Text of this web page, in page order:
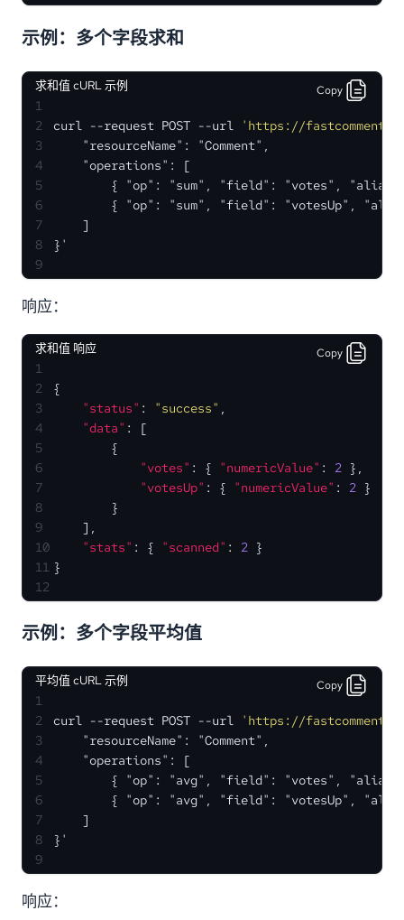
示例：多个字段求和
求和值 cURL 示例 Copy
1
2
curl --request POST --url
'https://
3
    "resourceName": "Comment",
4
    "operations": [
5
{ "op": "sum", "field": "votes",
6
{ "op": "sum", "field": "votesUp",
7
    ]
8
}'
9
响应：
求和值 响应 Copy
1
2
{
3
"status" : "success"
4
"data" :
[
5
{
6
"votes" : { "numericValue" : 2 }
7
"votesUp" : { "numericValue" : 2
}
8
}
9
]
10
"stats" : { "scanned" : 2
}
11 }
12
示例：多个字段平均值
平均值 cURL 示例 Copy
1
2
curl --request POST --url
'https://
3
    "resourceName": "Comment",
4
    "operations": [
5
{ "op": "avg", "field": "votes",
6
{ "op": "avg", "field": "votesUp",
7
    ]
8
}'
9
响应：